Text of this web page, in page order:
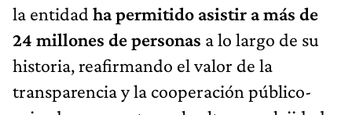
la entidad ha permitido asistir a más de
24 millones de personas a lo largo de su
historia, reafirmando el valor de la
transparencia y la cooperación público-